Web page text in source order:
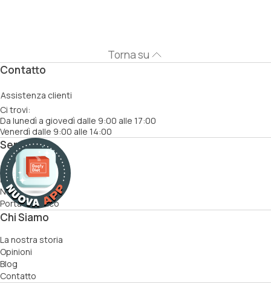
Torna su
Contatto
Assistenza clienti
Ci trovi:
Da lunedì a giovedì dalle 9:00 alle 17:00
Venerdì dalle 9:00 alle 14:00
Servizi
Come funziona
Ricette
Nutrizionisti
Porta un amico
Chi Siamo
La nostra storia
Opinioni
Blog
Contatto